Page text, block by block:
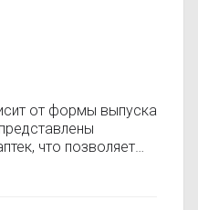
от формы выпуска
что позволяет
по